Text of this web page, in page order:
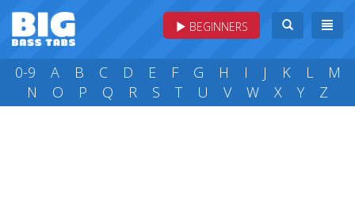
BEGINNERS
0-9 A B C D E F G H I J K L
M
N
O P Q R S T U V W X Y Z